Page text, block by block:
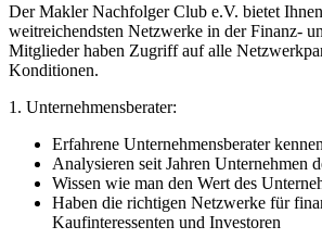
Der Makler Nachfolger Club e.V. bietet
weitreichendsten Netzwerke in der Finanz-
Mitglieder haben Zugriff auf alle
Konditionen.
1. Unternehmensberater:
Erfahrene Unternehmensberater
Analysieren seit Jahren Unternehmen
Wissen wie man den Wert des
Haben die richtigen Netzwerke für
Kaufinteressenten und Investoren